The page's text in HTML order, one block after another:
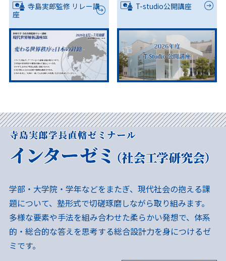
寺島実郎監修 リレー講
座
T-studio公開講座
学部・大学院・学年などをまたぎ、現代社会の抱える課
題について、塾形式で切磋琢磨しながら取り組みます。
多様な要素や手法を組み合わせた柔らかい発想で、体系
的・総合的な答えを思考する総合設計力を身につけるゼ
ミです。